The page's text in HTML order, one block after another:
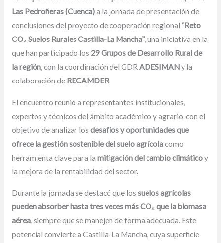
Las Pedroñeras (Cuenca)a la jornada de presentación de
conclusiones del proyecto de cooperación regional “Reto
CO₂ Suelos Rurales Castilla-La Mancha”, una iniciativa en la
que han participado los 29 Grupos de Desarrollo Rural de
la región, con la coordinación del GDR ADESIMANy la
colaboración de RECAMDER.
El encuentro reunió a representantes institucionales,
expertos y técnicos del ámbito académico y agrario, con el
objetivo de analizar los desafíos y oportunidades que
ofrece la gestión sostenible del suelo agrícolacomo
herramienta clave para la mitigación del cambio climáticoy
la mejora de la rentabilidad del sector.
Durante la jornada se destacó que los suelos agrícolas
pueden absorber hasta tres veces más CO₂ que la biomasa
aérea, siempre que se manejen de forma adecuada. Este
potencial convierte a Castilla-La Mancha, cuya superficie